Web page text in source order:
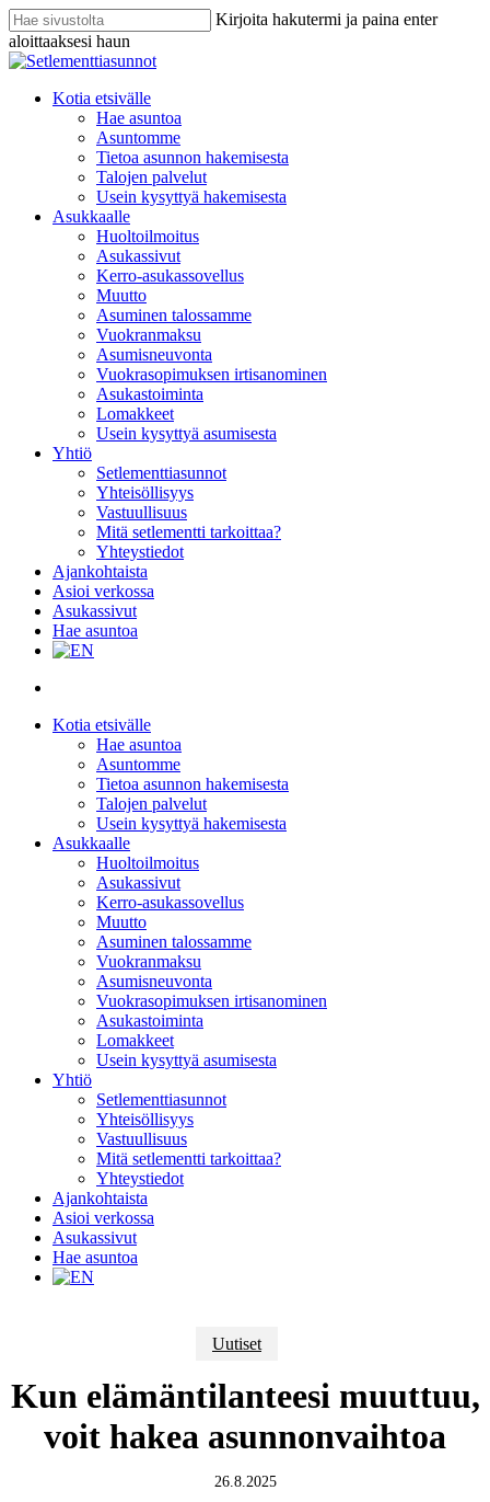
Skip
to
main
Kirjoita hakutermi ja paina enter
aloittaaksesi haun
Sulje
search
Menu
Kotia etsivälle
Hae asuntoa
Asuntomme
Tietoa asunnon hakemisesta
Talojen palvelut
Usein kysyttyä hakemisesta
Asukkaalle
Huoltoilmoitus
Asukassivut
Kerro-asukassovellus
Muutto
Asuminen talossamme
Vuokranmaksu
Asumisneuvonta
Vuokrasopimuksen irtisanominen
Asukastoiminta
Lomakkeet
Usein kysyttyä asumisesta
Yhtiö
Setlementtiasunnot
Yhteisöllisyys
Vastuullisuus
Mitä setlementti tarkoittaa?
Yhteystiedot
Ajankohtaista
Asioi verkossa
Asukassivut
Hae asuntoa
Kotia etsivälle
Hae asuntoa
Asuntomme
Tietoa asunnon hakemisesta
Talojen palvelut
Usein kysyttyä hakemisesta
Asukkaalle
Huoltoilmoitus
Asukassivut
Kerro-asukassovellus
Muutto
Asuminen talossamme
Vuokranmaksu
Asumisneuvonta
Vuokrasopimuksen irtisanominen
Asukastoiminta
Lomakkeet
Usein kysyttyä asumisesta
Yhtiö
Setlementtiasunnot
Yhteisöllisyys
Vastuullisuus
Mitä setlementti tarkoittaa?
Yhteystiedot
Ajankohtaista
Asioi verkossa
Asukassivut
Hae asuntoa
Uutiset
Kun elämäntilanteesi muuttuu,
voit hakea asunnonvaihtoa
26.8.2025